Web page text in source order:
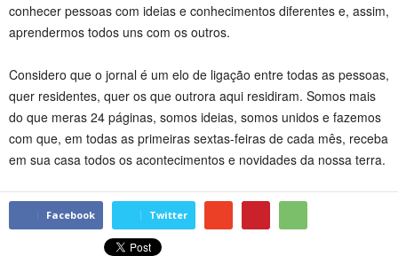
conhecer pessoas com ideias e conhecimentos diferentes e, assim,
aprendermos todos uns com os outros.
Considero que o jornal é um elo de ligação entre todas as pessoas,
quer residentes, quer os que outrora aqui residiram. Somos mais
do que meras 24 páginas, somos ideias, somos unidos e fazemos
com que, em todas as primeiras sextas-feiras de cada mês, receba
em sua casa todos os acontecimentos e novidades da nossa terra.
Facebook Twitter